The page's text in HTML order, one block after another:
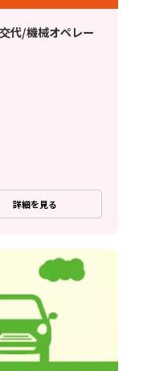
代/機械オペレー
詳細を見る